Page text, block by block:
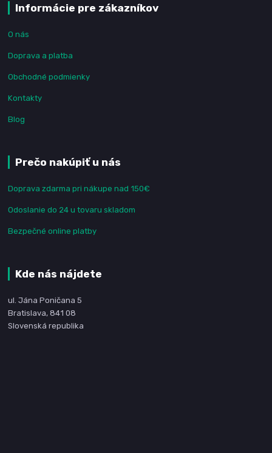
Informácie pre zákazníkov
O nás
Doprava a platba
Obchodné podmienky
Kontakty
Blog
Prečo nakúpiť u nás
Doprava zdarma pri nákupe nad 150€
Odoslanie do 24 u tovaru skladom
Bezpečné online platby
Kde nás nájdete
ul. Jána Poničana 5
Bratislava, 841 08
Slovenská republika